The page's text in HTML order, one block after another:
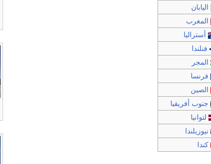
اليابان
المغرب
أستراليا
فنلندا
المجر
فرنسا
الصين
جنوب أفريقيا
لتوانيا
نيوزيلندا
كندا